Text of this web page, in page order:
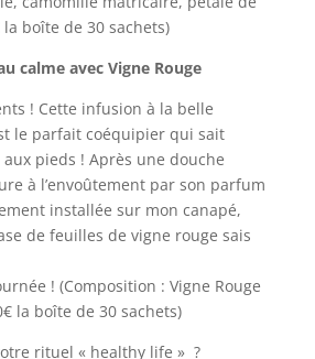
la boîte de 30 sachets)
calme avec Vigne Rouge
! Cette infusion à la belle
le parfait coéquipier qui sait
pieds ! Après une douche
à l’envoûtement par son parfum
installée sur mon canapé,
de feuilles de vigne rouge sais
! (Composition : Vigne Rouge
la boîte de 30 sachets)
rituel « healthy life » ?